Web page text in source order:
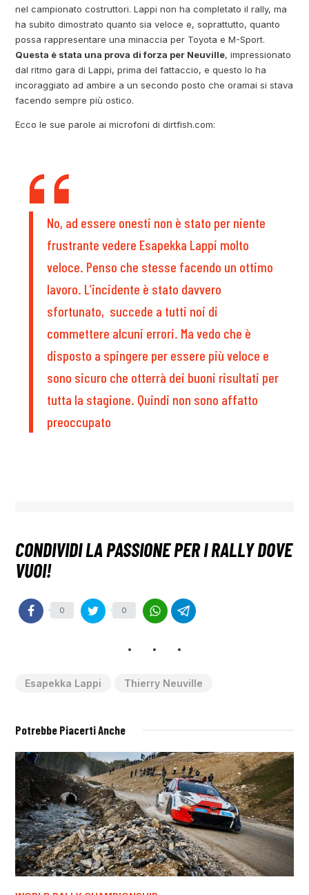
nel campionato costruttori. Lappi non ha completato il rally, ma
ha subito dimostrato quanto sia veloce e, soprattutto, quanto
possa rappresentare una minaccia per Toyota e M-Sport.
Questa è stata una prova di forza per Neuville, impressionato
dal ritmo gara di Lappi, prima del fattaccio, e questo lo ha
incoraggiato ad ambire a un secondo posto che oramai si stava
facendo sempre più ostico.
Ecco le sue parole ai microfoni di dirtfish.com:
No, ad essere onesti non è stato per niente
frustrante vedere Esapekka Lappi molto
veloce. Penso che stesse facendo un ottimo
lavoro. L’incidente è stato davvero
sfortunato, succede a tutti noi di
commettere alcuni errori. Ma vedo che è
disposto a spingere per essere più veloce e
sono sicuro che otterrà dei buoni risultati per
tutta la stagione. Quindi non sono affatto
preoccupato
0 0
Esapekka Lappi Thierry Neuville
Potrebbe Piacerti Anche